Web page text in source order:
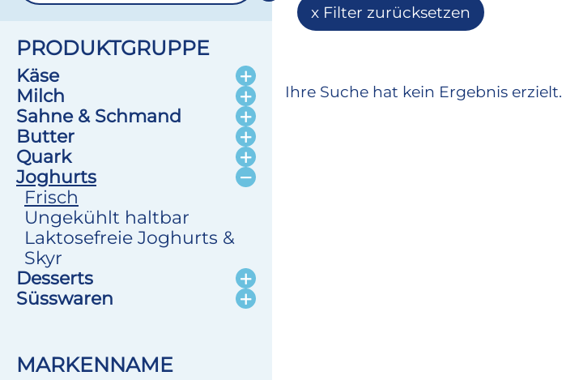
PRODUKTGRUPPE
Käse
Milch
Sahne & Schmand
Butter
Quark
Joghurts
Frisch
Ungekühlt haltbar
Laktosefreie Joghurts &
Skyr
Desserts
Süsswaren
MARKENNAME
Filter zurücksetzen
Ihre Suche hat kein Ergebnis erzielt.